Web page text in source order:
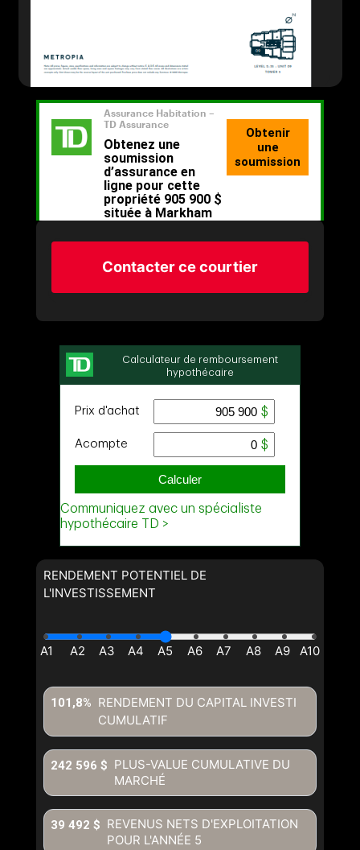
Contacter ce courtier
RENDEMENT POTENTIEL DE
L'INVESTISSEMENT
RENDEMENT DU CAPITAL INVESTI
CUMULATIF
101,8%
PLUS-VALUE CUMULATIVE DU
MARCHÉ
242 596 $
REVENUS NETS D'EXPLOITATION
POUR L'ANNÉE 5
39 492 $